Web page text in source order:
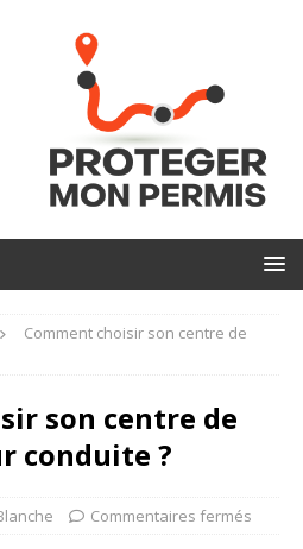
Comment choisir son centre de
son centre de
conduite ?
Commentaires fermés